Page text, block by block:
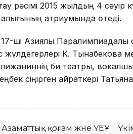
рәсімі 2015 жылдың 4 сәуір
атриумында өтеді.
ші Азиялық
жүлдегерлері К. Тынабекова
би театры,
сіңірген қайраткері
Азаматтық қоғам және ҮЕҰ